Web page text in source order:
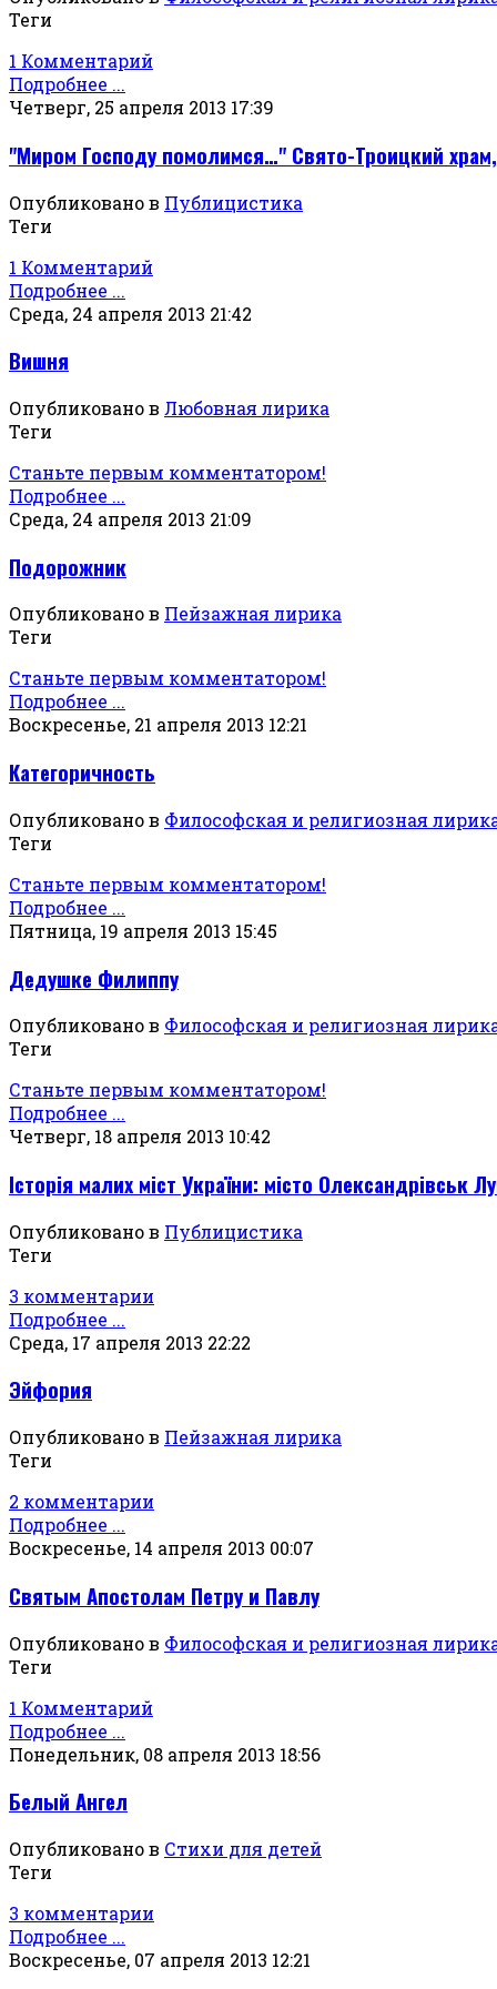
Теги
1 Комментарий
Подробнее ...
Четверг, 25 апреля 2013 17:39
"Миром Господу помолимся…" Свято-Троицкий
Опубликовано в Публицистика
Теги
1 Комментарий
Подробнее ...
Среда, 24 апреля 2013 21:42
Вишня
Опубликовано в Любовная лирика
Теги
Станьте первым комментатором!
Подробнее ...
Среда, 24 апреля 2013 21:09
Подорожник
Опубликовано в Пейзажная лирика
Теги
Станьте первым комментатором!
Подробнее ...
Воскресенье, 21 апреля 2013 12:21
Категоричность
Опубликовано в Философская и религиозная
Теги
Станьте первым комментатором!
Подробнее ...
Пятница, 19 апреля 2013 15:45
Дедушке Филиппу
Опубликовано в Философская и религиозная
Теги
Станьте первым комментатором!
Подробнее ...
Четверг, 18 апреля 2013 10:42
Історія малих міст України: місто Олександрівськ
Опубликовано в Публицистика
Теги
3 комментарии
Подробнее ...
Среда, 17 апреля 2013 22:22
Эйфория
Опубликовано в Пейзажная лирика
Теги
2 комментарии
Подробнее ...
Воскресенье, 14 апреля 2013 00:07
Святым Апостолам Петру и Павлу
Опубликовано в Философская и религиозная
Теги
1 Комментарий
Подробнее ...
Понедельник, 08 апреля 2013 18:56
Белый Ангел
Опубликовано в Стихи для детей
Теги
3 комментарии
Подробнее ...
Воскресенье, 07 апреля 2013 12:21